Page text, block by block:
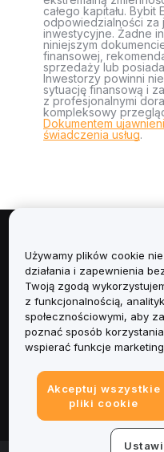
całego kapitału.
odpowiedzialności za
inwestycyjne. Żadne
niniejszym
finansowej,
sprzedaży lub
Inwestorzy powinni
sytuację finansową i
z profesjonalnymi
kompleksowy
Dokumentem
świadczenia usług.
Informacje
Usługi
Obsługa Klienta
Informacje prawne
Używamy plików cookie
działania i zapewnienia
Twoją zgodą
z funkcjonalnością,
społecznościowymi, aby
poznać sposób
wspierać funkcje
Akceptuj wszystkie
pliki cookie